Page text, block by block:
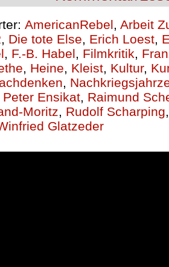
AmericanRebel, Arbeit
, Die tote Else, Erich Loest,
, F.-B. Habel, Filmkritik,
, Heine, Kleist, Kultur,
,
Peter Ensikat, Raimund
Moritz, Rudolf Scharping
Glatzeder